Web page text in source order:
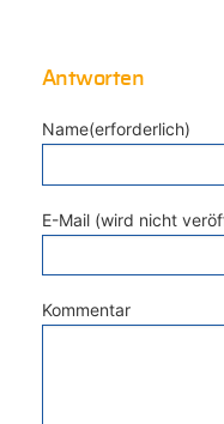
Antworten
Name(erforderlich)
E-Mail (wird nicht
Kommentar